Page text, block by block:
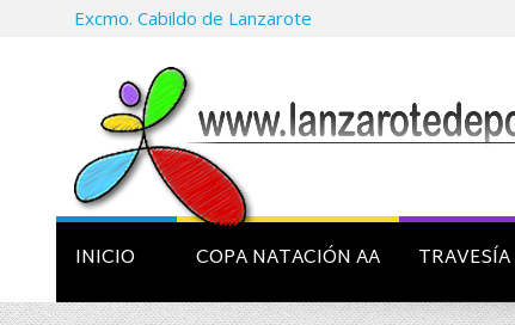
Excmo. Cabildo de Lanzarote
INICIO COPA NATACIÓN AA